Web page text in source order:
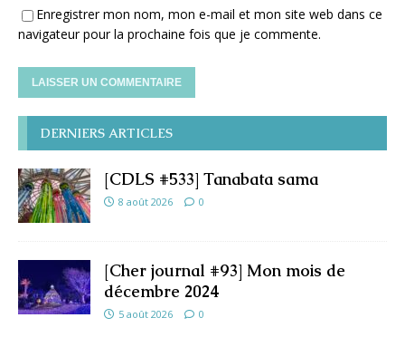
Enregistrer mon nom, mon e-mail et mon site web dans ce
navigateur pour la prochaine fois que je commente.
DERNIERS ARTICLES
[CDLS #533] Tanabata sama
8 août 2026 0
[Cher journal #93] Mon mois de
décembre 2024
5 août 2026 0